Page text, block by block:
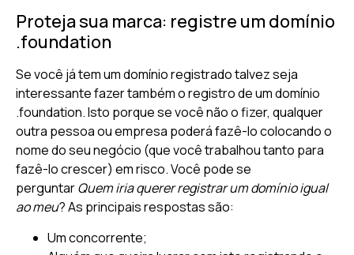
Proteja sua marca: registre um domínio
.foundation
Se você já tem um domínio registrado talvez seja
interessante fazer também o registro de um domínio
.foundation. Isto porque se você não o fizer, qualquer
outra pessoa ou empresa poderá fazê-lo colocando o
nome do seu negócio (que você trabalhou tanto para
fazê-lo crescer) em risco. Você pode se
perguntarQuem iria querer registrar um domínio igual
ao meu? As principais respostas são:
Um concorrente;